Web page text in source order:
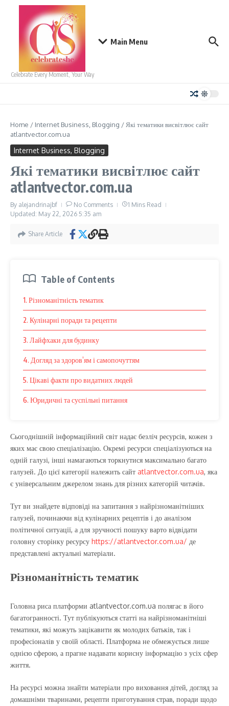
Skip to content
Celebrate Every Moment, Your Way
Main Menu
Home / Internet Business, Blogging / Які тематики висвітлює сайт
atlantvector.com.ua
Internet Business, Blogging
Які тематики висвітлює сайт
atlantvector.com.ua
By alejandrinajbf No Comments
1 Mins Read
Updated: May 22, 2026 5:35 am
Share Article
Table of Contents
1. Різноманітність тематик
2. Кулінарні поради та рецепти
3. Лайфхаки для будинку
4. Догляд за здоров’ям і самопочуттям
5. Цікаві факти про видатних людей
6. Юридичні та суспільні питання
Сьогоднішній інформаційний світ надає безліч ресурсів, кожен з
яких має свою спеціалізацію. Окремі ресурси спеціалізуються на
одній галузі, інші намагаються торкнутися максимально багато
галузей. До цієї категорії належить сайт atlantvector.com.ua, яка
є універсальним джерелом знань для різних категорій читачів.
Тут ви знайдете відповіді на запитання з найрізноманітніших
галузей, починаючи від кулінарних рецептів і до аналізом
політичної ситуації, а для зручності пошуку варто відвідати
головну сторінку ресурсу https://atlantvector.com.ua/ де
представлені актуальні матеріали.
Різноманітність тематик
Головна риса платформи atlantvector.com.ua полягає в його
багатогранності. Тут публікуються статті на найрізноманітніші
тематики, які можуть зацікавити як молодих батьків, так і
професіоналів у своїй області. Платформа не обмежується лише
однією сферою, а прагне надавати корисну інформацію з усіх сфер
життя.
На ресурсі можна знайти матеріали про виховання дітей, догляд за
домашніми тваринами, рецепти приготування страв, поради щодо